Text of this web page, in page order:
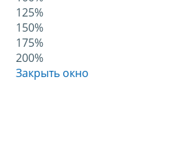
125%
150%
175%
200%
Закрыть окно